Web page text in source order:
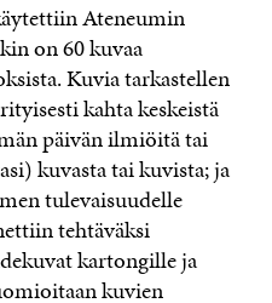
Ateneumin
on 60 kuvaa
Kuvia tarkastellen
kahta keskeistä
päivän ilmiöitä tai
kuvasta tai kuvista; ja
tulevaisuudelle
tehtäväksi
kartongille ja
kuvien